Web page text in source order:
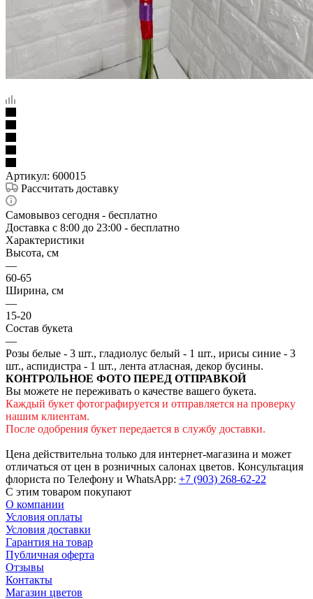
Артикул: 600015
Рассчитать доставку
Самовывоз сегодня - бесплатно
Доставка c 8:00 до 23:00 - бесплатно
Характеристики
Высота, см
—
60-65
Ширина, см
—
15-20
Состав букета
—
Розы белые - 3 шт., гладиолус белый - 1 шт., ирисы синие - 3
шт., аспидистра - 1 шт., лента атласная, декор бусины.
КОНТРОЛЬНОЕ ФОТО ПЕРЕД ОТПРАВКОЙ
Вы можете не переживать о качестве вашего букета.
Каждый букет фотографируется и отправляется на проверку
нашим клиентам.
После одобрения букет передается в службу доставки.
Цена действительна только для интернет-магазина и может
отличаться от цен в розничных салонах цветов. Консультация
флориста по Телефону и WhatsApp: +7 (903) 268-62-22
С этим товаром покупают
О компании
Условия оплаты
Условия доставки
Гарантия на товар
Публичная оферта
Отзывы
Контакты
Магазин цветов